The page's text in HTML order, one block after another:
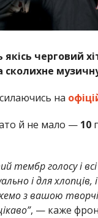
черговий
на
й не мало — 10
тембр голосу і
і для
з вашою
, — каже